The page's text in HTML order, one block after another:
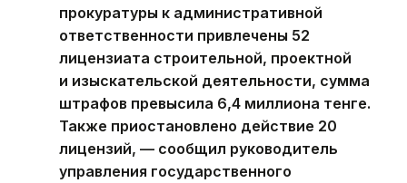
прокуратуры к административной
ответственности привлечены 52
лицензиата строительной, проектной
и изыскательской деятельности, сумма
штрафов превысила 6,4 миллиона тенге.
Также приостановлено действие 20
лицензий, — сообщил руководитель
управления государственного